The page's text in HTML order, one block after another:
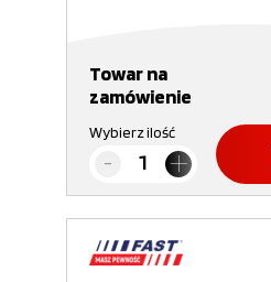
Towar na
zamówienie
Wybierz ilość